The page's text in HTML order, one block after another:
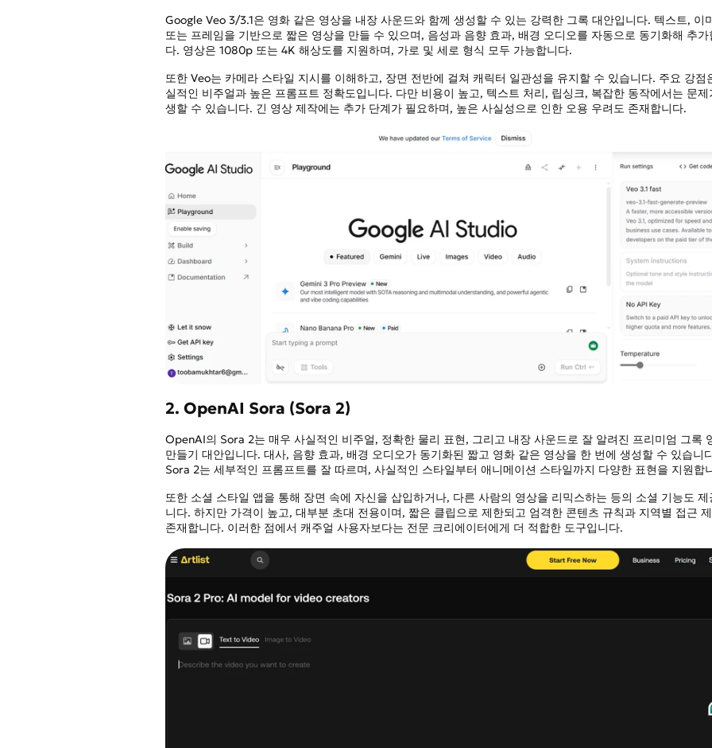
Google Veo 3/3.1은 영화 같은 영상을 내장 사운드와 함께 생성할 수 있는 강력한 그록 대안입니다. 텍스트, 이
또는 프레임을 기반으로 짧은 영상을 만들 수 있으며, 음성과 음향 효과, 배경 오디오를 자동으로 동기화해 추가
다. 영상은 1080p 또는 4K 해상도를 지원하며, 가로 및 세로 형식 모두 가능합니다.
또한 Veo는 카메라 스타일 지시를 이해하고, 장면 전반에 걸쳐 캐릭터 일관성을 유지할 수 있습니다. 주요 강점
실적인 비주얼과 높은 프롬프트 정확도입니다. 다만 비용이 높고, 텍스트 처리, 립싱크, 복잡한 동작에서는 문제
생할 수 있습니다. 긴 영상 제작에는 추가 단계가 필요하며, 높은 사실성으로 인한 오용 우려도 존재합니다.
2. OpenAI Sora (Sora 2)
OpenAI의 Sora 2는 매우 사실적인 비주얼, 정확한 물리 표현, 그리고 내장 사운드로 잘 알려진 프리미엄 그록
만들기 대안입니다. 대사, 음향 효과, 배경 오디오가 동기화된 짧고 영화 같은 영상을 한 번에 생성할 수 있습니
Sora 2는 세부적인 프롬프트를 잘 따르며, 사실적인 스타일부터 애니메이션 스타일까지 다양한 표현을 지원합
또한 소셜 스타일 앱을 통해 장면 속에 자신을 삽입하거나, 다른 사람의 영상을 리믹스하는 등의 소셜 기능도 제
니다. 하지만 가격이 높고, 대부분 초대 전용이며, 짧은 클립으로 제한되고 엄격한 콘텐츠 규칙과 지역별 접근
존재합니다. 이러한 점에서 캐주얼 사용자보다는 전문 크리에이터에게 더 적합한 도구입니다.